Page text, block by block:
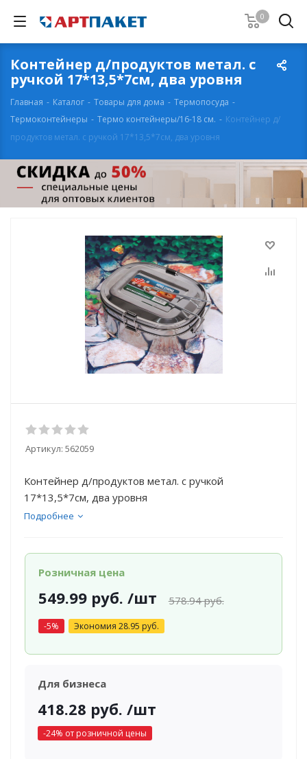
0
Контейнер д/продуктов метал. с
ручкой 17*13,5*7см, два уровня
Главная - Каталог - Товары для дома - Термопосуда -
Термоконтейнеры - Термо контейнеры/16-18 см. - Контейнер д/
продуктов метал. с ручкой 17*13,5*7см, два уровня
Артикул: 562059
Контейнер д/продуктов метал. с ручкой
17*13,5*7см, два уровня
Подробнее
Розничная цена
549.99руб. /шт 578.94руб.
-5% Экономия 28.95 руб.
Для бизнеса
418.28 руб. /шт
-24% от розничной цены